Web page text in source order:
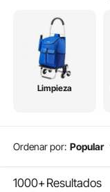
Limpieza
Ordenar por: Popular
1000+Resultados